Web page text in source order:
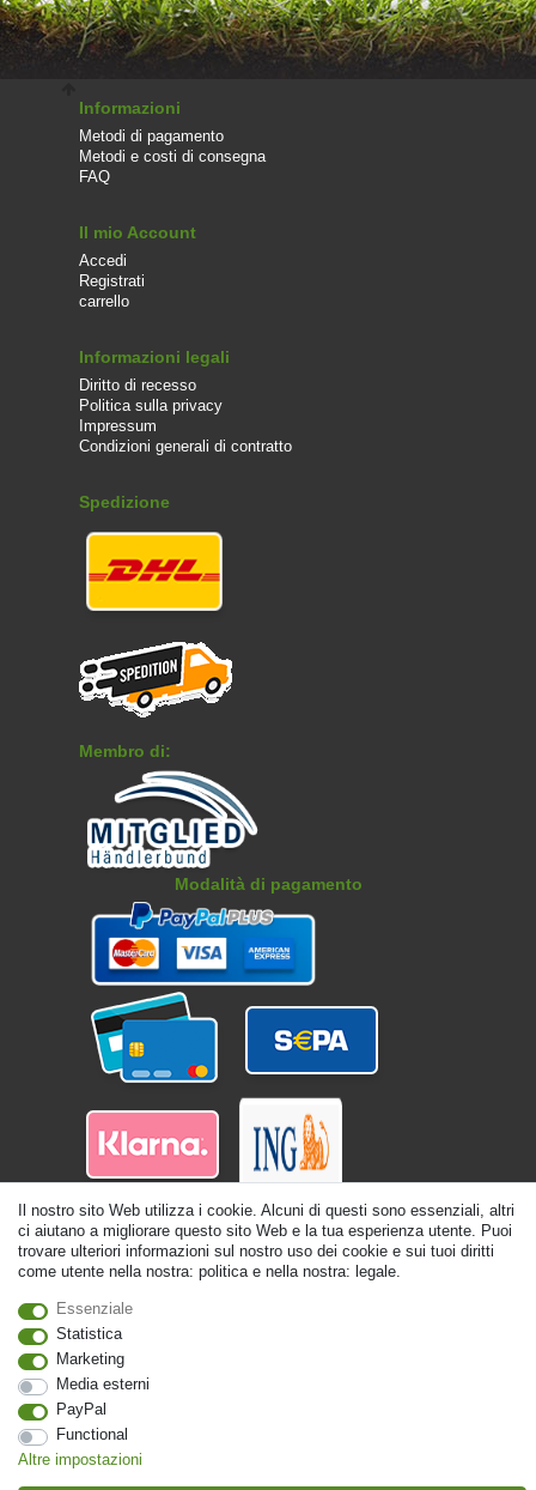
Il nostro sito Web utilizza i cookie. Alcuni di questi sono essenziali, altri
ci aiutano a migliorare questo sito Web e la tua esperienza utente. Puoi
trovare ulteriori informazioni sul nostro uso dei cookie e sui tuoi diritti
come utente nella nostra: politica e nella nostra: legale.
Essenziale
Statistica
Marketing
Media esterni
PayPal
Functional
Altre impostazioni
Informazioni
Metodi di pagamento
Metodi e costi di consegna
FAQ
Il mio Account
Accedi
Registrati
carrello
Informazioni legali
Diritto di recesso
Politica sulla privacy
Impressum
Condizioni generali di contratto
Spedizione
Membro di:
Modalità di pagamento
© Copyright 2026 | Tutti i diritti riservati. - Tutti i diritti riservati. Prezzi incl.
19% di imposta sul valore aggiunto | prezzi base vedi dettaglio articolo | *Si
applica alle consegne in Italia!
Withdraw from contract here